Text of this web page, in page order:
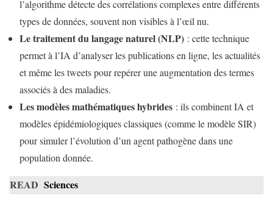
l’algorithme détecte des corrélations complexes entre différents
types de données, souvent non visibles à l’œil nu.
Le traitement du langage naturel (NLP) : cette technique
permet à l’IA d’analyser les publications en ligne, les actualités
et même les tweets pour repérer une augmentation des termes
associés à des maladies.
Les modèles mathématiques hybrides : ils combinent IA et
modèles épidémiologiques classiques (comme le modèle SIR)
pour simuler l’évolution d’un agent pathogène dans une
population donnée.
READ Sciences